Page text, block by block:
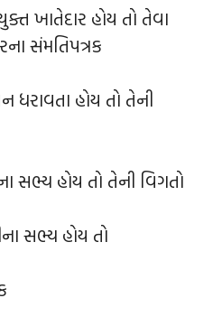
ખાતેદાર હોય તો તેવા
સંમતિપત્રક
ધરાવતા હોય તો તેની
સભ્ય હોય તો તેની વિગતો
સભ્ય હોય તો